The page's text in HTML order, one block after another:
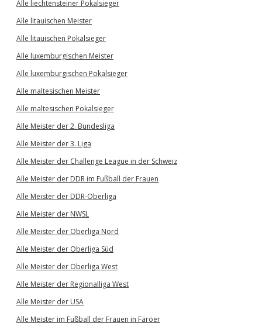
Alle liechtensteiner Pokalsieger
Alle litauischen Meister
Alle litauischen Pokalsieger
Alle luxemburgischen Meister
Alle luxemburgischen Pokalsieger
Alle maltesischen Meister
Alle maltesischen Pokalsieger
Alle Meister der 2. Bundesliga
Alle Meister der 3. Liga
Alle Meister der Challenge League in der Schweiz
Alle Meister der DDR im Fußball der Frauen
Alle Meister der DDR-Oberliga
Alle Meister der NWSL
Alle Meister der Oberliga Nord
Alle Meister der Oberliga Süd
Alle Meister der Oberliga West
Alle Meister der Regionalliga West
Alle Meister der USA
Alle Meister im Fußball der Frauen in Färöer